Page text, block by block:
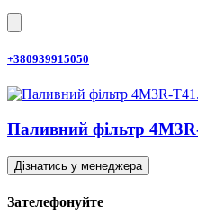
+380939915050
Паливний фільтр
Дізнатись у менеджера
Зателефонуйте